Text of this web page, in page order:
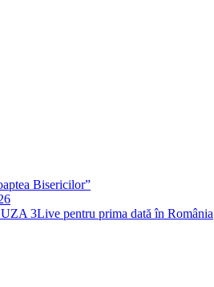
Bisericilor”
3Live pentru prima dată în România